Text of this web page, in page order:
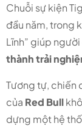
Chuỗi sự kiện
đầu năm, trong
Lĩnh” giúp
thành trải
Tương tự, chiến
của Red Bull
dựng một hệ